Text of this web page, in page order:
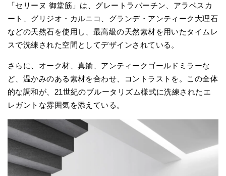
「セリーヌ 御堂筋」は、グレートラバーチン、アラベスカ
ート、グリジオ・カルニコ、グランデ・アンティーク大理石
などの天然石を使用し、最高級の天然素材を用いたタイムレ
スで洗練された空間としてデザインされている。
さらに、オーク材、真鍮、アンティークゴールドミラーな
ど、温かみのある素材を合わせ、コントラストを。この全体
的な調和が、21世紀のブルータリズム様式に洗練されたエ
レガントな雰囲気を添えている。